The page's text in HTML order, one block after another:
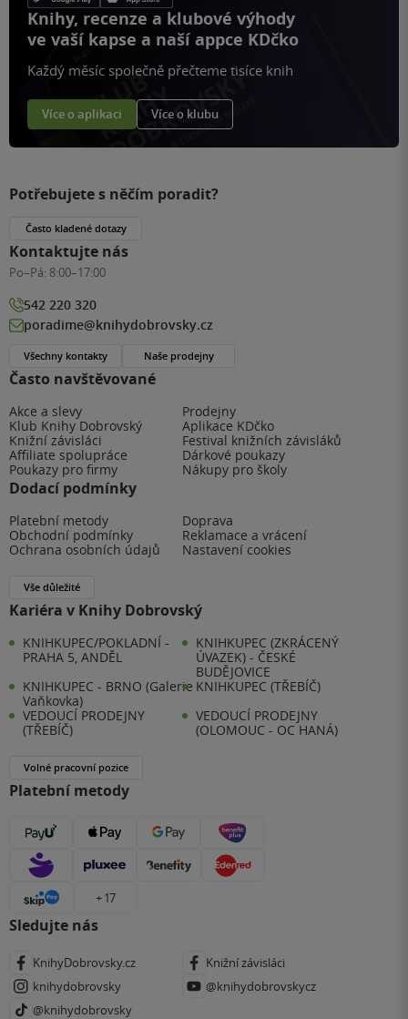
Knihy, recenze a klubové výhody
ve vaší kapse a naší appce KDčko
Každý měsíc společně přečteme tisíce knih
Více o aplikaci Více o klubu
Často navštěvované
Akce a slevy
Prodejny
Klub Knihy Dobrovský
Aplikace KDčko
Knižní závisláci
Festival knižních závisláků
Affiliate spolupráce
Dárkové poukazy
Poukazy pro firmy
Nákupy pro školy
Dodací podmínky
Platební metody
Doprava
Obchodní podmínky
Reklamace a vrácení
Ochrana osobních údajů
Nastavení cookies
Vše důležité
Kariéra v Knihy Dobrovský
KNIHKUPEC/POKLADNÍ -
PRAHA 5, ANDĚL
KNIHKUPEC (ZKRÁCENÝ
ÚVAZEK) - ČESKÉ
BUDĚJOVICE
KNIHKUPEC - BRNO (Galerie
Vaňkovka)
KNIHKUPEC (TŘEBÍČ)
VEDOUCÍ PRODEJNY
(TŘEBÍČ)
VEDOUCÍ PRODEJNY
(OLOMOUC - OC HANÁ)
Volné pracovní pozice
Platební metody
+ 17
Sledujte nás
KnihyDobrovsky.cz
Knižní závisláci
knihydobrovsky
@knihydobrovskycz
@knihydobrovsky
Potřebujete s něčím poradit?
Často kladené dotazy
Kontaktujte nás
Po–Pá: 8:00–17:00
542 220 320
poradime@knihydobrovsky.cz
Všechny kontakty Naše prodejny